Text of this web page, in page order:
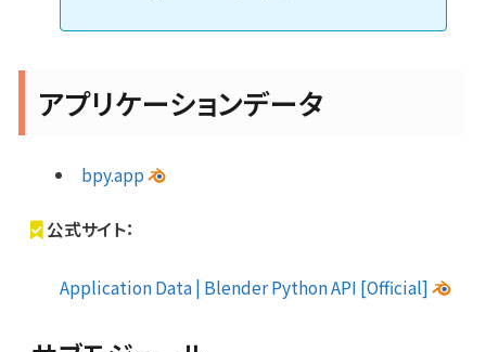
アプリケーションデータ
bpy.app
公式サイト：
Application Data | Blender Python API [Official]